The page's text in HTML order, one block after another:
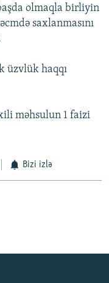
olmaqla birliyin
saxlanmasını
üzvlük haqqı
məhsulun 1 faizi
Bizi izlə